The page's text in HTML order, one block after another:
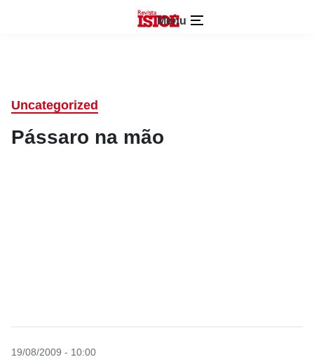
Menu
Uncategorized
Pássaro na mão
19/08/2009 - 10:00